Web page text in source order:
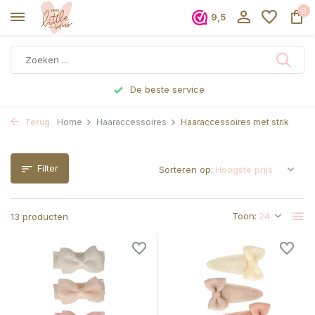
9,5
0
De beste service
Terug Home Haaraccessoires Haaraccessoires met strik
Filter
13 producten Toon:
Sorteren op: